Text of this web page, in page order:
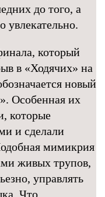
до того, а
увлекательно.
который
в «Ходячих» на
новый
Особенная их
которые
и сделали
мимикрия
живых трупов,
управлять
Что,